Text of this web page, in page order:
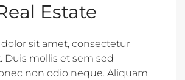
Estate
sit amet, consectetur
Duis mollis et sem sed
non odio neque. Aliquam